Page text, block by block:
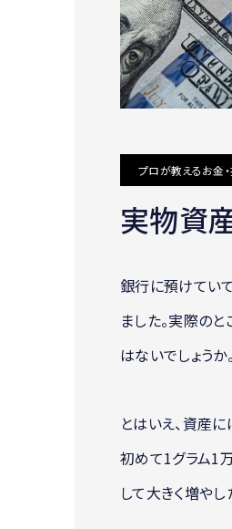
プロが教えるお金
実物資
銀行に預けてい
ました。実際の
はないでしょうか。
とはいえ、資産
初めて1グラム1
して大きく増やし